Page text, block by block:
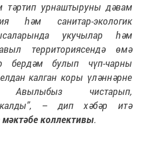
тәртип урнаштыруны дәвам
һәм санитар-экологик
укучылар һәм
территориясендә өмә
бердәм булып чүп-чарны
калган коры үләннәрне
Авылыбыз чистарып,
– дип хәбәр итә
коллективы.